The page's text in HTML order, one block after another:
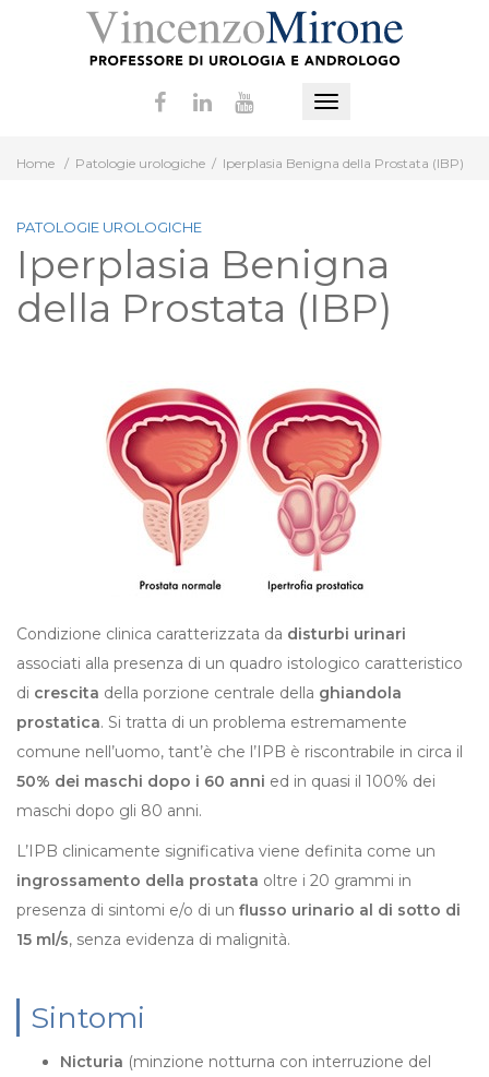
Mostra
nascondi
Home / Patologie urologiche / Iperplasia Benigna della Prostata (IBP)
PATOLOGIE UROLOGICHE
Iperplasia Benigna
della Prostata (IBP)
Condizione clinica caratterizzata da disturbi urinari
associati alla presenza di un quadro istologico caratteristico
di crescita della porzione centrale della ghiandola
prostatica. Si tratta di un problema estremamente
comune nell’uomo, tant’è che l’IPB è riscontrabile in circa il
50% dei maschi dopo i 60 anni ed in quasi il 100% dei
maschi dopo gli 80 anni.
L’IPB clinicamente significativa viene definita come un
ingrossamento della prostata oltre i 20 grammi in
presenza di sintomi e/o di un flusso urinario al di sotto di
15 ml/s, senza evidenza di malignità.
Sintomi
Nicturia (minzione notturna con interruzione del